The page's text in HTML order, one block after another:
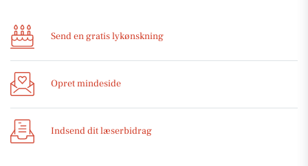
Send en gratis lykønskning
Opret mindeside
Indsend dit læserbidrag